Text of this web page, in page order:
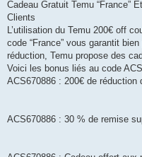
Cadeau Gratuit Temu “France”
Clients
L’utilisation du Temu 200€ off
code “France” vous garantit
réduction, Temu propose des
Voici les bonus liés au code
ACS670886 : 200€ de réduction
ACS670886 : 30 % de remise